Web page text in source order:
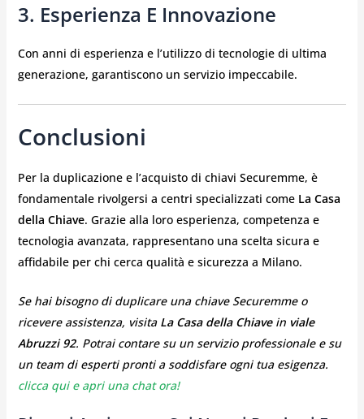
3. Esperienza E Innovazione
Con anni di esperienza e l’utilizzo di tecnologie di ultima
generazione, garantiscono un servizio impeccabile.
Conclusioni
Per la duplicazione e l’acquisto di chiavi Securemme, è
fondamentale rivolgersi a centri specializzati come La Casa
della Chiave. Grazie alla loro esperienza, competenza e
tecnologia avanzata, rappresentano una scelta sicura e
affidabile per chi cerca qualità e sicurezza a Milano.
Se hai bisogno di duplicare una chiave Securemme o
ricevere assistenza, visita La Casa della Chiavein viale
Abruzzi 92. Potrai contare su un servizio professionale e su
un team di esperti pronti a soddisfare ogni tua esigenza.
clicca qui e apri una chat ora!